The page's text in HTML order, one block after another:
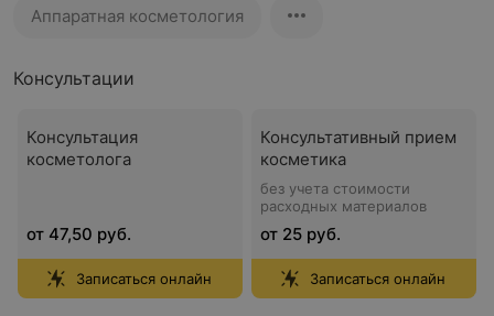
Аппаратная косметология
Консультации
Консультация
косметолога
от 47,50 руб.
Записаться онлайн
Консультативный прием
косметика
без учета стоимости
расходных материалов
от 25 руб.
Записаться онлайн